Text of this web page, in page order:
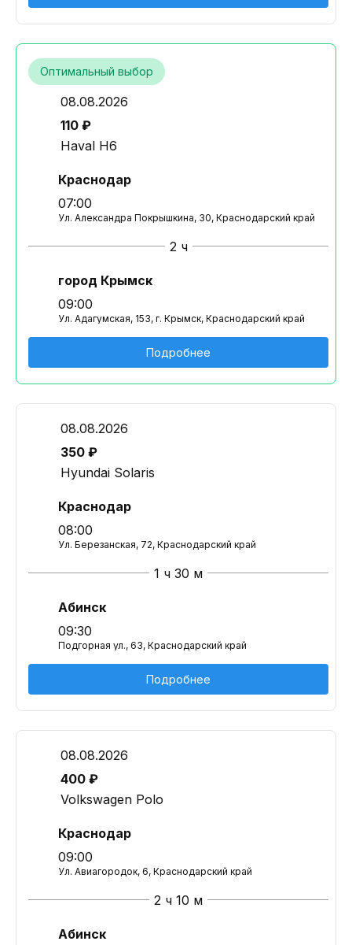
Оптимальный выбор
08.08.2026
110 ₽
Haval H6
Краснодар
07:00
Ул. Александра Покрышкина, 30, Краснодарский край
2 ч
город Крымск
09:00
Ул. Адагумская, 153, г. Крымск, Краснодарский край
Подробнее
08.08.2026
350 ₽
Hyundai Solaris
Краснодар
08:00
Ул. Березанская, 72, Краснодарский край
1 ч 30 м
Абинск
09:30
Подгорная ул., 63, Краснодарский край
Подробнее
08.08.2026
400 ₽
Volkswagen Polo
Краснодар
09:00
Ул. Авиагородок, 6, Краснодарский край
2 ч 10 м
Абинск